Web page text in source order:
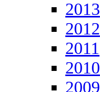
2013
2012
2011
2010
2009